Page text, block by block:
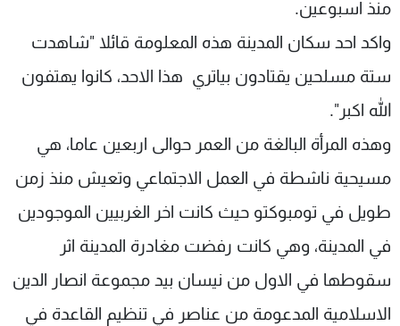
منذ اسبوعين.
واكد احد سكان المدينة هذه المعلومة قائلا "شاهدت
ستة مسلحين يقتادون بياتري هذا الاحد، كانوا يهتفون
الله اكبر".
وهذه المرأة البالغة من العمر حوالى اربعين عاما، هي
مسيحية ناشطة في العمل الاجتماعي وتعيش منذ زمن
طويل في تومبوكتو حيث كانت اخر الغربيين الموجودين
في المدينة، وهي كانت رفضت مغادرة المدينة اثر
سقوطها في الاول من نيسان بيد مجموعة انصار الدين
الاسلامية المدعومة من عناصر في تنظيم القاعدة في